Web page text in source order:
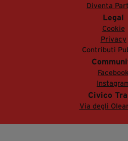
Diventa
Legal
Cookie
Privacy
Contributi
Facebook
Civico
Via degli